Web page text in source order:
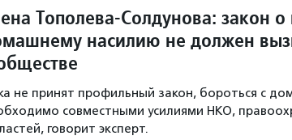
Тополева-Солдунова: закон
насилию не должен
не принят профильный закон, бороться с
совместными усилиями НКО,
говорит эксперт.